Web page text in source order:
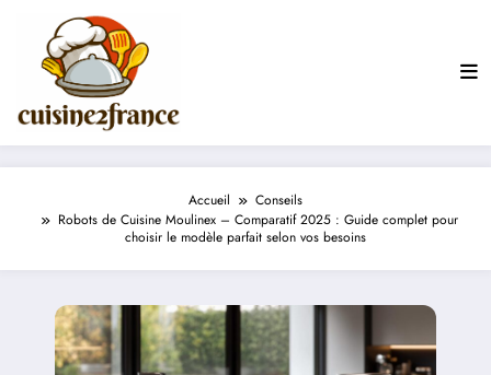
Accueil
Conseils
Robots de Cuisine Moulinex – Comparatif 2025 : Guide complet pour
choisir le modèle parfait selon vos besoins